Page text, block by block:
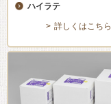
ハイラテ
詳しくはこちら